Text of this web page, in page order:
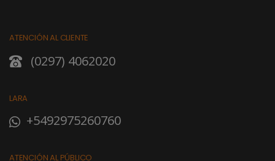
ATENCIÓN AL CLIENTE
(0297) 4062020
LARA
+5492975260760
ATENCIÓN AL PÚBLICO